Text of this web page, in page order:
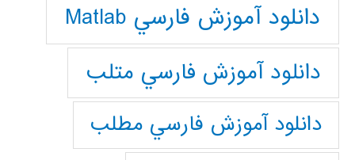
دانلود آموزش فارسي Matlab
دانلود آموزش فارسي متلب
دانلود آموزش فارسي مطلب